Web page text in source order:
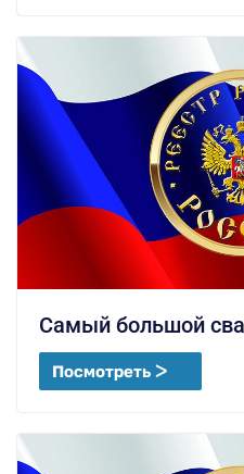
Самый большой
Посмотреть ᐳ